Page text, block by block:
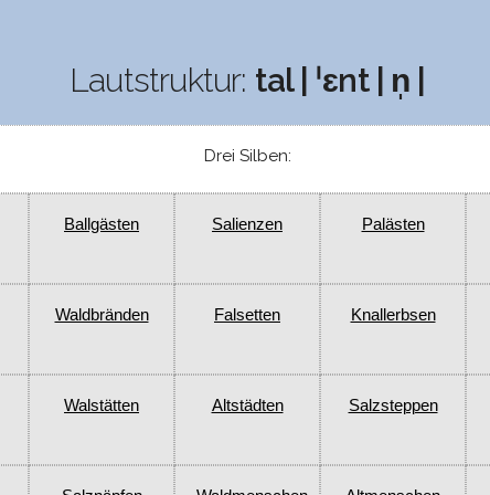
Lautstruktur: tal | ˈɛnt | n̩ |
Drei Silben:
Ballgästen Salienzen Palästen
Waldbränden Falsetten Knallerbsen
Walstätten Altstädten Salzsteppen